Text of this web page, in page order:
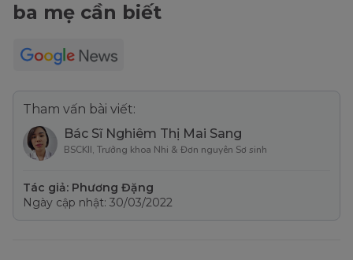
ba mẹ cần biết
Tham vấn bài viết:
Bác Sĩ Nghiêm Thị Mai Sang
BSCKII, Trưởng khoa Nhi & Đơn nguyên Sơ sinh
Tác giả: Phương Đặng
Ngày cập nhật: 30/03/2022